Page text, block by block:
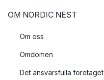
OM NORDIC NEST
Om oss
Omdömen
Det ansvarsfulla företaget